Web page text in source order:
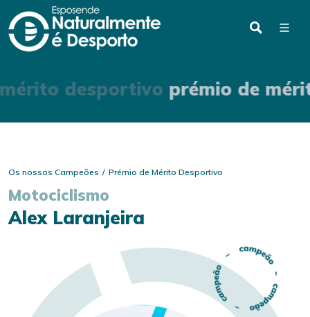
desportivo prémio de
Os nossos Campeões Prémio de Mérito Desportivo
Motociclismo
Alex Laranjeira